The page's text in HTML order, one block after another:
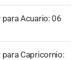
Acuario: 06
Capricornio: